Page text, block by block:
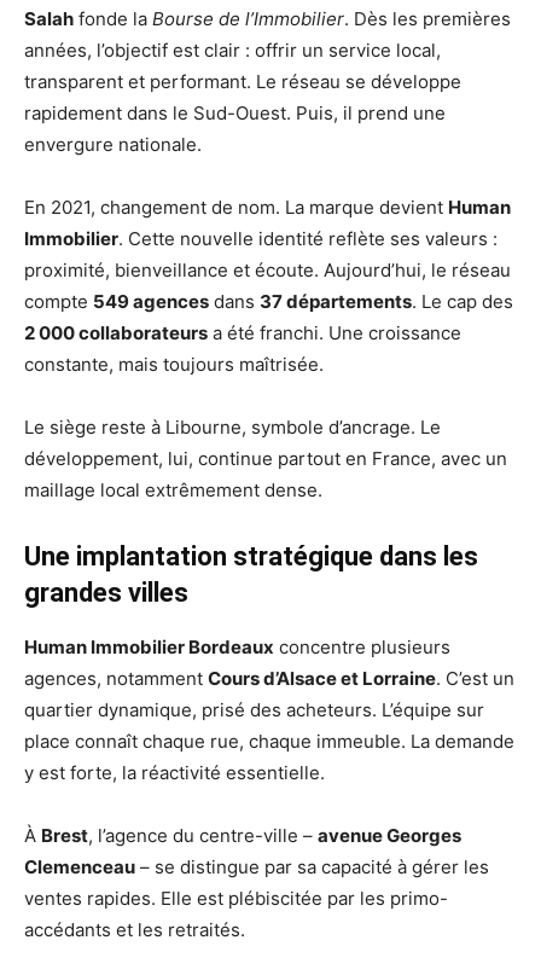
Salah fonde la Bourse de l’Immobilier. Dès les premières
années, l’objectif est clair : offrir un service local,
transparent et performant. Le réseau se développe
rapidement dans le Sud-Ouest. Puis, il prend une
envergure nationale.
En 2021, changement de nom. La marque devient Human
Immobilier. Cette nouvelle identité reflète ses valeurs :
proximité, bienveillance et écoute. Aujourd’hui, le réseau
compte 549 agences dans 37 départements. Le cap des
2 000 collaborateurs a été franchi. Une croissance
constante, mais toujours maîtrisée.
Le siège reste à Libourne, symbole d’ancrage. Le
développement, lui, continue partout en France, avec un
maillage local extrêmement dense.
Une implantation stratégique dans les
grandes villes
Human Immobilier Bordeaux concentre plusieurs
agences, notamment Cours d’Alsace et Lorraine. C’est un
quartier dynamique, prisé des acheteurs. L’équipe sur
place connaît chaque rue, chaque immeuble. La demande
y est forte, la réactivité essentielle.
À Brest, l’agence du centre-ville – avenue Georges
Clemenceau – se distingue par sa capacité à gérer les
ventes rapides. Elle est plébiscitée par les primo-
accédants et les retraités.